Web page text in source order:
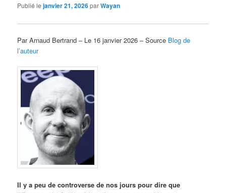
Publié lejanvier 21, 2026parWayan
Par Arnaud Bertrand – Le 16 janvier 2026 – Source Blog de
l’auteur
Il y a peu de controverse de nos jours pour dire que